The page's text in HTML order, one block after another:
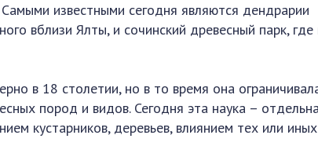
известными сегодня являются дендрарии
вблизи Ялты, и сочинский древесный парк,
в 18 столетии, но в то время она
пород и видов. Сегодня эта наука –
кустарников, деревьев, влиянием тех или иных